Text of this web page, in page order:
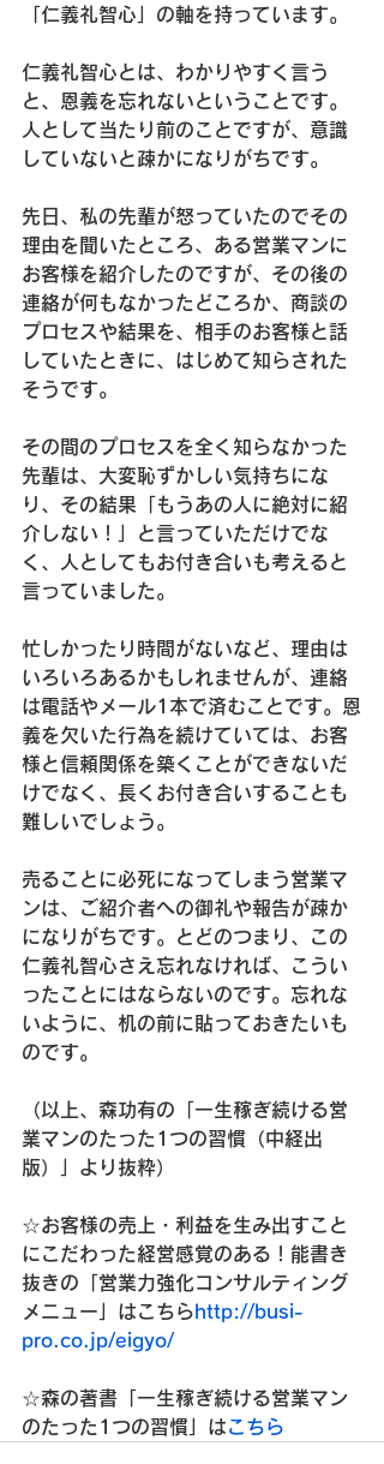
「仁義礼智心」の軸を持っています。
仁義礼智心とは、わかりやすく言う
と、恩義を忘れないということです。
人として当たり前のことですが、意識
していないと疎かになりがちです。
先日、私の先輩が怒っていたのでその
理由を聞いたところ、ある営業マンに
お客様を紹介したのですが、その後の
連絡が何もなかったどころか、商談の
プロセスや結果を、相手のお客様と話
していたときに、はじめて知らされた
そうです。
その間のプロセスを全く知らなかった
先輩は、大変恥ずかしい気持ちにな
り、その結果「もうあの人に絶対に紹
介しない！」と言っていただけでな
く、人としてもお付き合いも考えると
言っていました。
忙しかったり時間がないなど、理由は
いろいろあるかもしれませんが、連絡
は電話やメール1本で済むことです。恩
義を欠いた行為を続けていては、お客
様と信頼関係を築くことができないだ
けでなく、長くお付き合いすることも
難しいでしょう。
売ることに必死になってしまう営業マ
ンは、ご紹介者への御礼や報告が疎か
になりがちです。とどのつまり、この
仁義礼智心さえ忘れなければ、こうい
ったことにはならないのです。忘れな
いように、机の前に貼っておきたいも
のです。
（以上、森功有の「一生稼ぎ続ける営
業マンのたった1つの習慣（中経出
版）」より抜粋）
☆お客様の売上・利益を生み出すこと
にこだわった経営感覚のある！能書き
抜きの「営業力強化コンサルティング
メニュー」はこちら http://busi-
pro.co.jp/eigyo/
☆森の著書「一生稼ぎ続ける営業マン
のたった1つの習慣」はこちら